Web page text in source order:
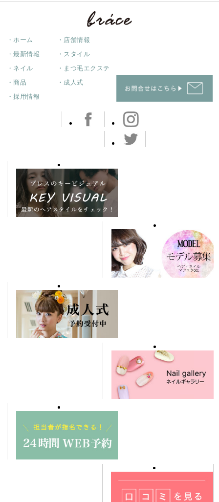
・ホーム ・店舗情報
・最新情報 ・スタイル
・ネイル ・まつ毛エクステ
・商品 ・成人式
・採用情報